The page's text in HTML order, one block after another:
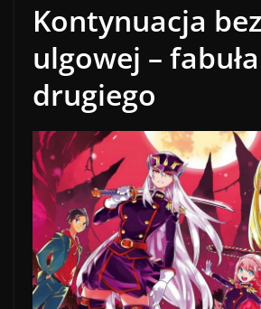
Kontynuacja
ulgowej –
drugiego